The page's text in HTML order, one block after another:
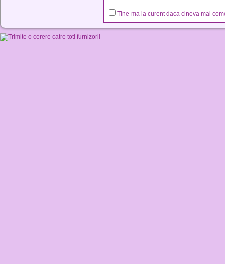
Tine-ma la curent daca cineva mai